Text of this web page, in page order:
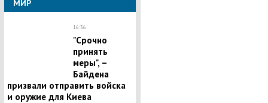
МИР
16:36
"Срочно
принять
меры", –
Байдена
призвали отправить войска
и оружие для Киева